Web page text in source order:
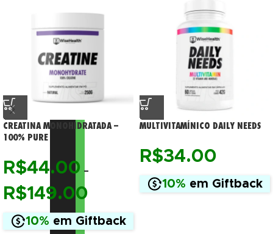
CREATINA MONOHIDRATADA –
100% PURE
R$44.00 –
R$149.00
10% em Giftback
MULTIVITAMÍNICO DAILY NEEDS
R$34.00
10% em Giftback